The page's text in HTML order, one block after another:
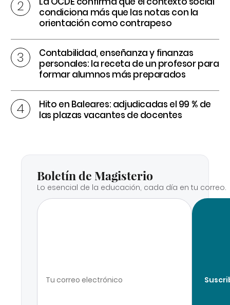
condiciona más que las notas con la
orientación como contrapeso
Contabilidad, enseñanza y finanzas
personales: la receta de un profesor para
formar alumnos más preparados
Hito en Baleares: adjudicadas el 99 % de
las plazas vacantes de docentes
Boletín de Magisterio
Lo esencial de la educación, cada día en tu correo.